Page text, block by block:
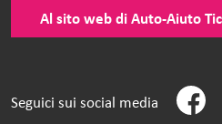
Al sito web di Auto-Aiuto
Seguici sui social media